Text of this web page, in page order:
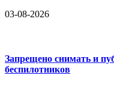
03-08-2026
Запрещено снимать и
беспилотников